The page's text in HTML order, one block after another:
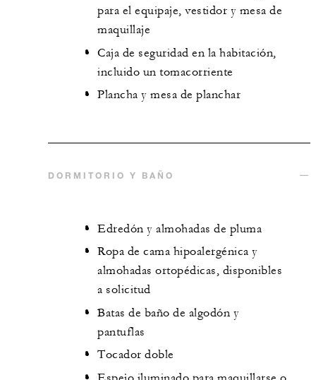
para el equipaje, vestidor y mesa de
maquillaje
Caja de seguridad en la habitación,
incluido un tomacorriente
Plancha y mesa de planchar
DORMITORIO Y BAÑO
Edredón y almohadas de pluma
Ropa de cama hipoalergénica y
almohadas ortopédicas, disponibles
a solicitud
Batas de baño de algodón y
pantuflas
Tocador doble